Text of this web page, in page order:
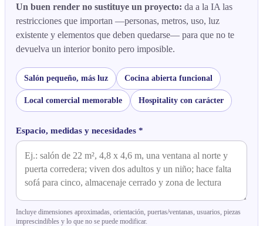
Un buen render no sustituye un proyecto: da a la IA las
restricciones que importan —personas, metros, uso, luz
existente y elementos que deben quedarse— para que no te
devuelva un interior bonito pero imposible.
Salón pequeño, más luz Cocina abierta funcional
Local comercial memorable Hospitality con carácter
Espacio, medidas y necesidades *
Incluye dimensiones aproximadas, orientación, puertas/ventanas, usuarios, piezas
imprescindibles y lo que no se puede modificar.